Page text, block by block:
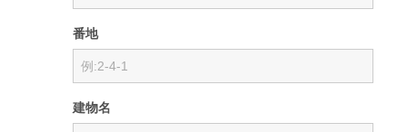
番地
建物名